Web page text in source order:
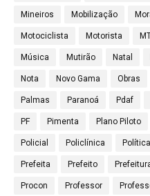
Mineiros Mobilização
Motociclista Motorista
Música Mutirão Natal
Nota Novo Gama Obras
Palmas Paranoá Pdaf
PF Pimenta Plano Piloto
Policial Policlínica Política
Prefeita Prefeito
Procon Professor